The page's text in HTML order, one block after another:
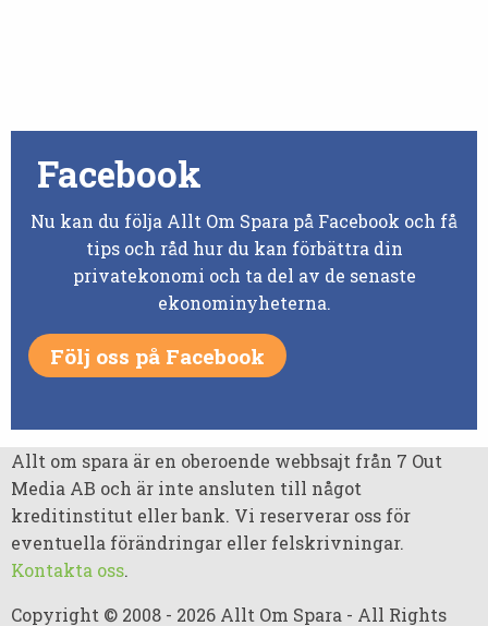
Facebook
Nu kan du följa Allt Om Spara på Facebook och få
tips och råd hur du kan förbättra din
privatekonomi och ta del av de senaste
ekonominyheterna.
Följ oss på Facebook
Allt om spara är en oberoende webbsajt från 7 Out
Media AB och är inte ansluten till något
kreditinstitut eller bank. Vi reserverar oss för
eventuella förändringar eller felskrivningar.
Kontakta oss.
Copyright © 2008 - 2026 Allt Om Spara - All Rights